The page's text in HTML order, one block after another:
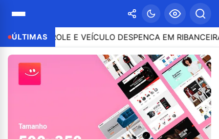
ÚLTIMASE VEÍCULO DESPENCA EM RIBANCEIRA COM